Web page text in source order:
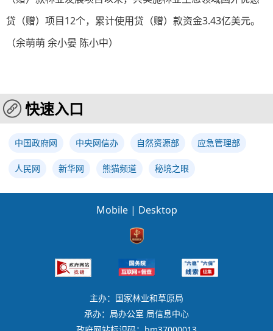
贷（赠）项目12个，累计使用贷（赠）款资金3.43亿美元。
（余萌萌 余小晏 陈小中）
快速入口
中国政府网 中央网信办 自然资源部 应急管理部
人民网 新华网 熊猫频道 秘境之眼
Mobile | Desktop
主办：国家林业和草原局
承办：局办公室 局信息中心